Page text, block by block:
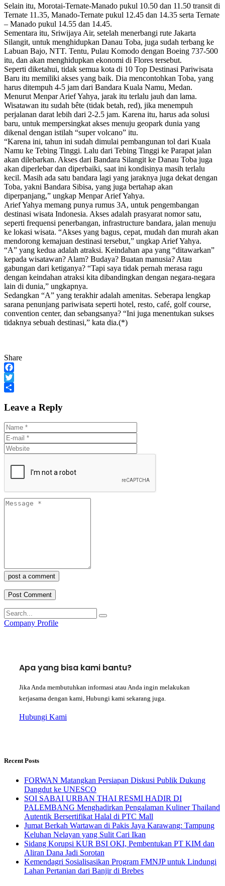
Selain itu, Morotai-Ternate-Manado pukul 10.50 dan 11.50 transit di
Ternate 11.35, Manado-Ternate pukul 12.45 dan 14.35 serta Ternate
– Manado pukul 14.55 dan 14.45.
Sementara itu, Sriwijaya Air, setelah menerbangi rute Jakarta
Silangit, untuk menghidupkan Danau Toba, juga sudah terbang ke
Labuan Bajo, NTT. Tentu, Pulau Komodo dengan Boeing 737-500
itu, dan akan menghidupkan ekonomi di Flores tersebut.
Seperti diketahui, tidak semua kota di 10 Top Destinasi Pariwisata
Baru itu memiliki akses yang baik. Dia mencontohkan Toba, yang
harus ditempuh 4-5 jam dari Bandara Kuala Namu, Medan.
Menurut Menpar Arief Yahya, jarak itu terlalu jauh dan lama.
Wisatawan itu sudah bête (tidak betah, red), jika menempuh
perjalanan darat lebih dari 2-2.5 jam. Karena itu, harus ada solusi
baru, untuk mempersingkat akses menuju geopark dunia yang
dikenal dengan istilah “super volcano” itu.
“Karena ini, tahun ini sudah dimulai pembangunan tol dari Kuala
Namu ke Tebing Tinggi. Lalu dari Tebing Tinggi ke Parapat jalan
akan dilebarkan. Akses dari Bandara Silangit ke Danau Toba juga
akan diperlebar dan diperbaiki, saat ini kondisinya masih terlalu
kecil. Masih ada satu bandara lagi yang jaraknya juga dekat dengan
Toba, yakni Bandara Sibisa, yang juga bertahap akan
diperpanjang,” ungkap Menpar Arief Yahya.
Arief Yahya memang punya rumus 3A, untuk pengembangan
destinasi wisata Indonesia. Akses adalah prasyarat nomor satu,
seperti frequensi penerbangan, infrastructure bandara, jalan menuju
ke lokasi wisata. “Akses yang bagus, cepat, mudah dan murah akan
mendorong kemajuan destinasi tersebut,” ungkap Arief Yahya.
“A” yang kedua adalah atraksi. Keindahan apa yang “ditawarkan”
kepada wisatawan? Alam? Budaya? Buatan manusia? Atau
gabungan dari ketiganya? “Tapi saya tidak pernah merasa ragu
dengan keindahan atraksi kita dibandingkan dengan negara-negara
lain di dunia,” ungkapnya.
Sedangkan “A” yang terakhir adalah amenitas. Seberapa lengkap
sarana penunjang pariwisata seperti hotel, resto, café, golf course,
convention center, dan sebangsanya? “Ini juga menentukan sukses
tidaknya sebuah destinasi,” kata dia.(*)
Share
Facebook
Twitter
Leave a Reply
post a comment
Company Profile
Apa yang bisa kami bantu?
Jika Anda membutuhkan informasi atau Anda ingin melakukan
kerjasama dengan kami, Hubungi kami sekarang juga.
Hubungi Kami
Recent Posts
FORWAN Matangkan Persiapan Diskusi Publik Dukung
Dangdut ke UNESCO
SOI SABAI URBAN THAI RESMI HADIR DI
PALEMBANG Menghadirkan Pengalaman Kuliner Thailand
Autentik Bersertifikat Halal di PTC Mall
Jumat Berkah Wartawan di Pakis Jaya Karawang: Tampung
Keluhan Nelayan yang Sulit Cari Ikan
Sidang Korupsi KUR BSI OKI, Pembentukan PT KIM dan
Aliran Dana Jadi Sorotan
Kemendagri Sosialisasikan Program FMNJP untuk Lindungi
Lahan Pertanian dari Banjir di Brebes